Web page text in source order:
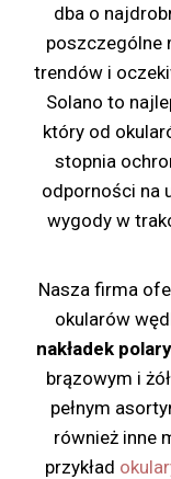
dba o
poszczególne
trendów i
Solano to
który od
stopnia
odporności na
wygody w
Nasza firma
okularów
nakładek
brązowym i
pełnym
również inne
przykład